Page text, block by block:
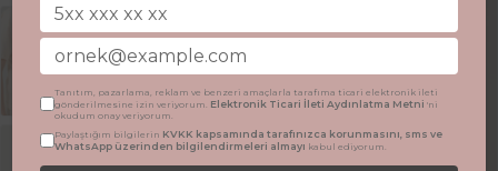
Tanıtım, pazarlama, reklam ve benzeri amaçlarla tarafıma ticari elektronik ileti
gönderilmesine izin veriyorum. Elektronik Ticari İleti Aydınlatma Metni 'ni
okudum onay veriyorum.
Paylaştığım bilgilerin KVKK kapsamında tarafınızca korunmasını, sms ve
WhatsApp üzerinden bilgilendirmeleri almayı kabul ediyorum.